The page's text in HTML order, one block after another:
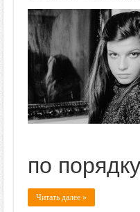
по
Читать далее »